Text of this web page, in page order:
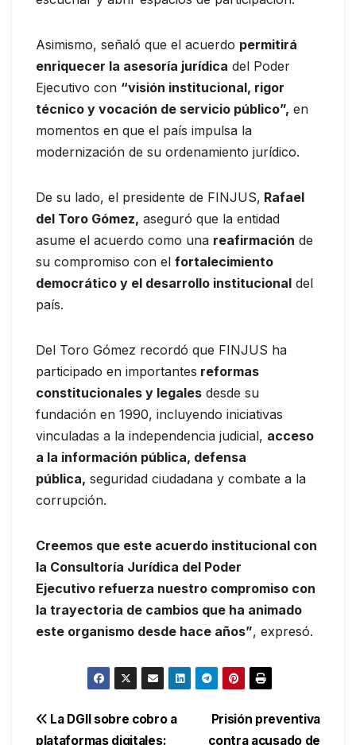
Asimismo, señaló que el acuerdo permitirá
enriquecer la asesoría jurídica del Poder
Ejecutivo con “visión institucional, rigor
técnico y vocación de servicio público”, en
momentos en que el país impulsa la
modernización de su ordenamiento jurídico.
De su lado, el presidente de FINJUS, Rafael
del Toro Gómez, aseguró que la entidad
asume el acuerdo como una reafirmación de
su compromiso con el fortalecimiento
democrático y el desarrollo institucional del
país.
Del Toro Gómez recordó que FINJUS ha
participado en importantes reformas
constitucionales y legales desde su
fundación en 1990, incluyendo iniciativas
vinculadas a la independencia judicial, acceso
a la información pública, defensa
pública, seguridad ciudadana y combate a la
corrupción.
Creemos que este acuerdo institucional con
la Consultoría Jurídica del Poder
Ejecutivo refuerza nuestro compromiso con
la trayectoria de cambios que ha animado
este organismo desde hace años”, expresó.
Navegación
Prisión preventiva
contra acusado de
La DGII sobre cobro a
plataformas digitales: